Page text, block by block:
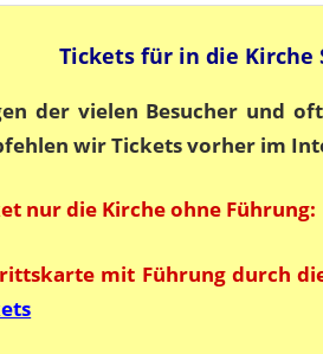
Tickets für in die Kirche
der vielen Besucher und
wir Tickets vorher im
nur die Kirche ohne Führung:
mit Führung durch